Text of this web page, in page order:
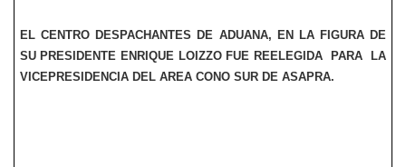
EL CENTRO DESPACHANTES DE ADUANA, EN LA FIGURA DE
SU PRESIDENTE ENRIQUE LOIZZO FUE REELEGIDA PARA LA
VICEPRESIDENCIA DEL AREA CONO SUR DE ASAPRA.